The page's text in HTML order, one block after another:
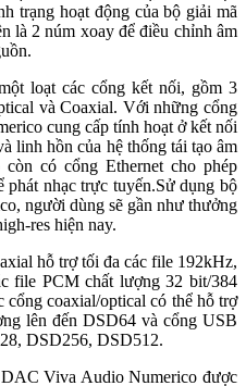
trạng hoạt động của bộ giải mã
là 2 núm xoay để điều chỉnh âm
loạt các cổng kết nối, gồm 3
và Coaxial. Với những cổng
cung cấp tính hoạt ở kết nối
linh hồn của hệ thống tái tạo âm
có cổng Ethernet cho phép
nhạc trực tuyến.Sử dụng bộ
người dùng sẽ gần như thưởng
res hiện nay.
hỗ trợ tối đa các file 192kHz,
file PCM chất lượng 32 bit/384
coaxial/optical có thể hỗ trợ
lên đến DSD64 và cổng USB
DSD256, DSD512.
Viva Audio Numerico được